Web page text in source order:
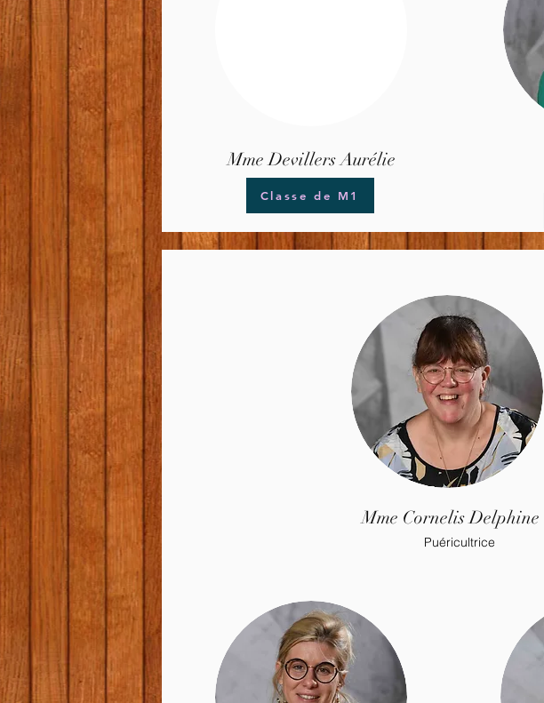
Mme Devillers Aurélie
Classe de M1
Mme Cornelis Delphine
Puéricultrice